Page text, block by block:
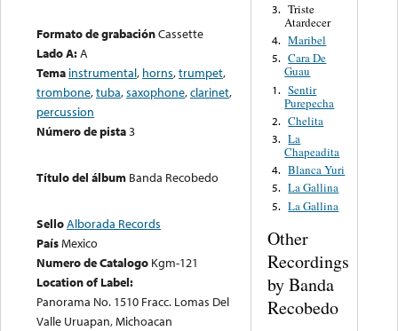
Formato de grabaciónCassette
Lado A:A
Tema instrumental, horns,trumpet,
trombone,tuba,saxophone,clarinet,
percussion
Número de pista3
Título del álbum Banda Recobedo
SelloAlborada Records
PaísMexico
Numero de Catalogo Kgm-121
Location of Label:
Panorama No. 1510 Fracc. Lomas Del
Valle Uruapan, Michoacan
3. Triste
Atardecer
4. Maribel
5. Cara De
Guau
1. Sentir
Purepecha
2. Chelita
3. La
Chapeadita
4. Blanca Yuri
5. La Gallina
5. La Gallina
Other
Recordings
by Banda
Recobedo